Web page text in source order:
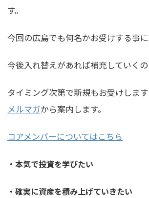
す。
今回の広島でも何名かお受けする事に
今後入れ替えがあれば補充していくの
タイミング次第で新規もお受けしま
メルマガから案内します。
コアメンバーについてはこちら
・本気で投資を学びたい
・確実に資産を積み上げていきたい